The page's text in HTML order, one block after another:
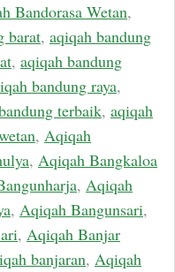
Bandorasa Wetan,
barat, aqiqah bandung
, aqiqah bandung
bandung raya,
terbaik, aqiqah
, Aqiqah
, Aqiqah Bangkaloa
, Aqiqah
, Aqiqah Bangunsari,
, Aqiqah Banjar
banjaran, Aqiqah